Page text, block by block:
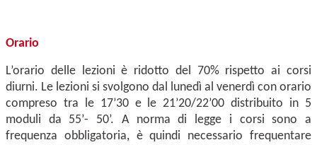
Orario
L’orario delle lezioni è ridotto del 70% rispetto ai corsi
diurni. Le lezioni si svolgono dal lunedì al venerdì con orario
compreso tra le 17’30 e le 21’20/22’00 distribuito in 5
moduli da 55’- 50’. A norma di legge i corsi sono a
frequenza obbligatoria, è quindi necessario frequentare